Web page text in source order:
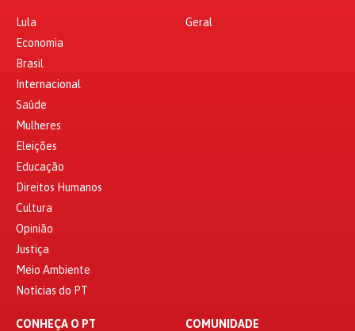
Lula
Economia
Brasil
Internacional
Saúde
Mulheres
Eleições
Educação
Direitos Humanos
Cultura
Opinião
Justiça
Meio Ambiente
Notícias do PT
Geral
CONHEÇA O PT COMUNIDADE